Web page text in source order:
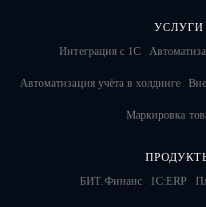
УСЛУГИ
Интеграция с 1С
Автоматизация учёта в холдинге
Маркировка
БИТ.Финанс
1С:ERP